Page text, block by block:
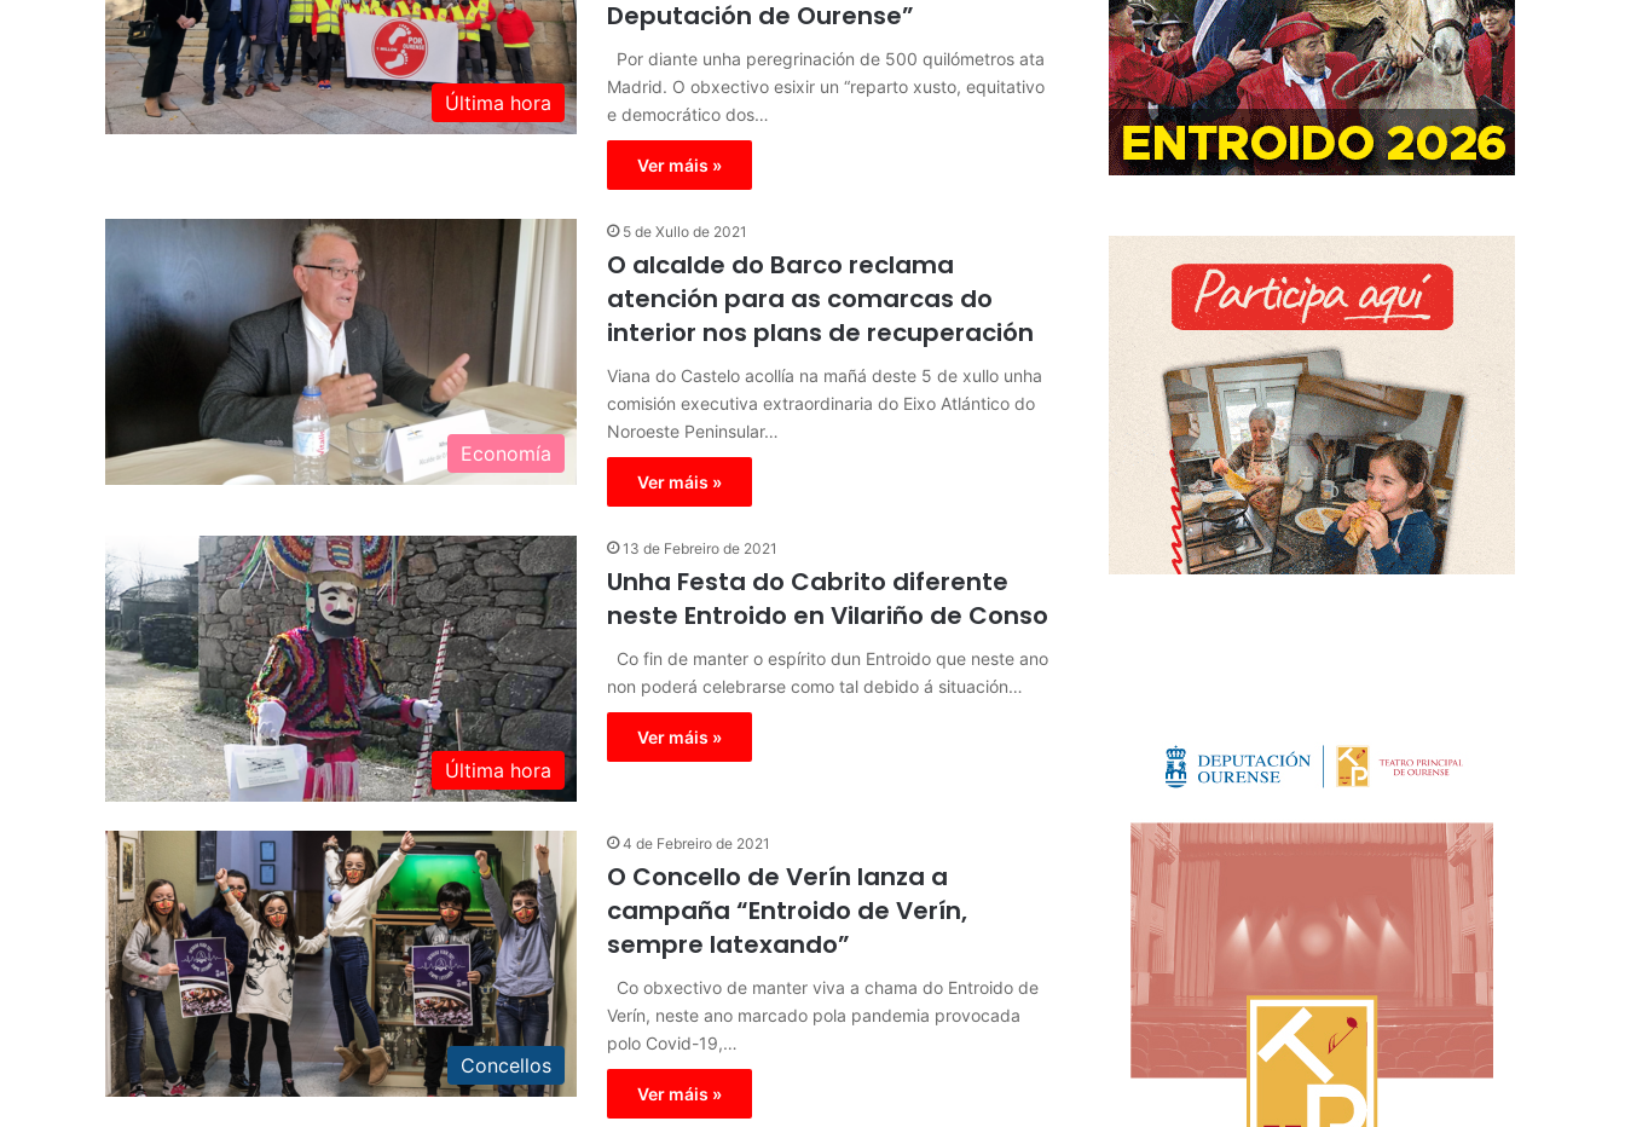
Última hora
Deputación de Ourense”
Por diante unha peregrinación de 500 quilómetros ata
Madrid. O obxectivo esixir un “reparto xusto, equitativo
e democrático dos…
Ver máis »
Economía
5 de Xullo de 2021
O alcalde do Barco reclama
atención para as comarcas do
interior nos plans de recuperación
Viana do Castelo acollía na mañá deste 5 de xullo unha
comisión executiva extraordinaria do Eixo Atlántico do
Noroeste Peninsular…
Ver máis »
Última hora
13 de Febreiro de 2021
Unha Festa do Cabrito diferente
neste Entroido en Vilariño de Conso
Co fin de manter o espírito dun Entroido que neste ano
non poderá celebrarse como tal debido á situación…
Ver máis »
Concellos
4 de Febreiro de 2021
O Concello de Verín lanza a
campaña “Entroido de Verín,
sempre latexando”
Co obxectivo de manter viva a chama do Entroido de
Verín, neste ano marcado pola pandemia provocada
polo Covid-19,…
Ver máis »